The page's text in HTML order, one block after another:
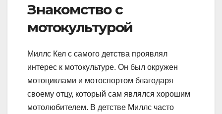
Знакомство с
мотокультурой
Миллс Кел с самого детства проявлял
интерес к мотокультуре. Он был окружен
мотоциклами и мотоспортом благодаря
своему отцу, который сам являлся хорошим
мотолюбителем. В детстве Миллс часто